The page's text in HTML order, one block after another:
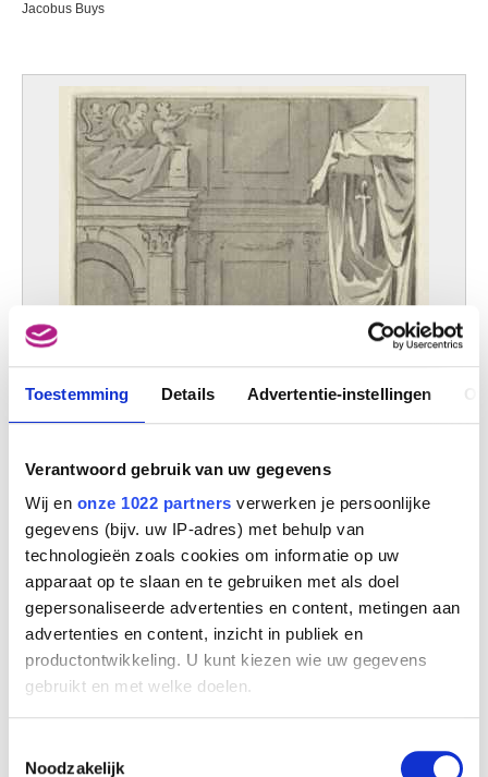
Toestemming Details Advertentie-instellingen
Verantwoord gebruik van uw gegevens
Wij en onze 1022 partners verwerken je persoonlijke
gegevens (bijv. uw IP-adres) met behulp van
technologieën zoals cookies om informatie op uw
apparaat op te slaan en te gebruiken met als doel
gepersonaliseerde advertenties en content, metingen aan
advertenties en content, inzicht in publiek en
productontwikkeling. U kunt kiezen wie uw gegevens
gebruikt en met welke doelen.
Informatie verzamelen over uw geografische
Noodzakelijk
Jacobus Buys
Illustratie voor een fabel (Damocles)
Jacobus Buys